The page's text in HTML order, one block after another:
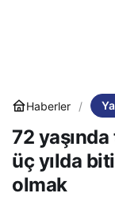
Haberler
72
üç yılda
olmak